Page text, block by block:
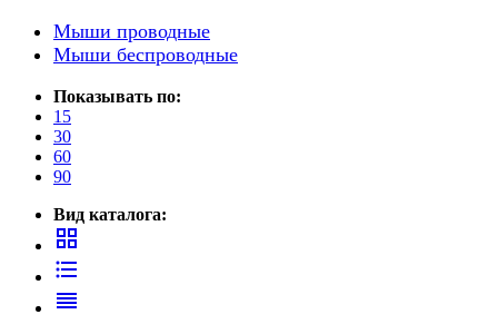
Мыши проводные
Мыши беспроводные
Показывать по:
15
30
60
90
Вид каталога:
grid_view
format_list_bulleted
reorder